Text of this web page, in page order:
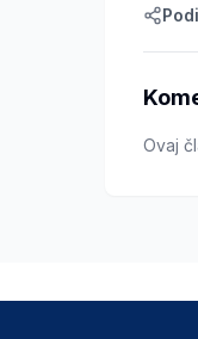
Ovaj